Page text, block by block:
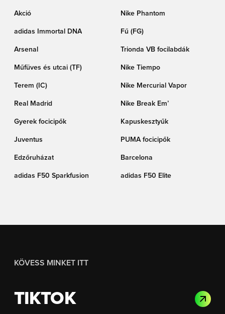
Akció Nike Phantom
adidas Immortal DNA Fű (FG)
Arsenal Trionda VB focilabdák
Műfüves és utcai (TF) Nike Tiempo
Terem (IC) Nike Mercurial Vapor
Real Madrid Nike Break Em’
Gyerek focicipők Kapuskesztyűk
Juventus PUMA focicipők
Edzőruházat Barcelona
adidas F50 Sparkfusion adidas F50 Elite
KÖVESS MINKET ITT
TIKTOK